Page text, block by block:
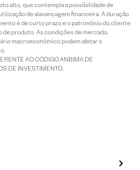
alto, que contempla a possibilidade de
de alavancagem financeira. A duração
é de curto prazo e o patrimônio do cliente
de produto. As condições de mercado,
macroeconômico podem afetar o
AO CÓDIGO ANBIMA DE
DE INVESTIMENTO.